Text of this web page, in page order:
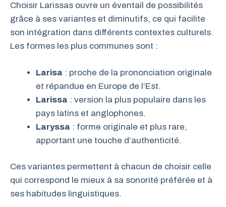
Choisir Larissas ouvre un éventail de possibilités
grâce à ses variantes et diminutifs, ce qui facilite
son intégration dans différents contextes culturels.
Les formes les plus communes sont :
Larisa : proche de la prononciation originale
et répandue en Europe de l’Est.
Larissa : version la plus populaire dans les
pays latins et anglophones.
Laryssa : forme originale et plus rare,
apportant une touche d’authenticité.
Ces variantes permettent à chacun de choisir celle
qui correspond le mieux à sa sonorité préférée et à
ses habitudes linguistiques.